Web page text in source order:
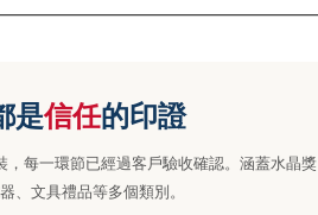
是信任的印證
每一環節已經過客戶驗收確認。涵蓋水晶獎
、文具禮品等多個類別。